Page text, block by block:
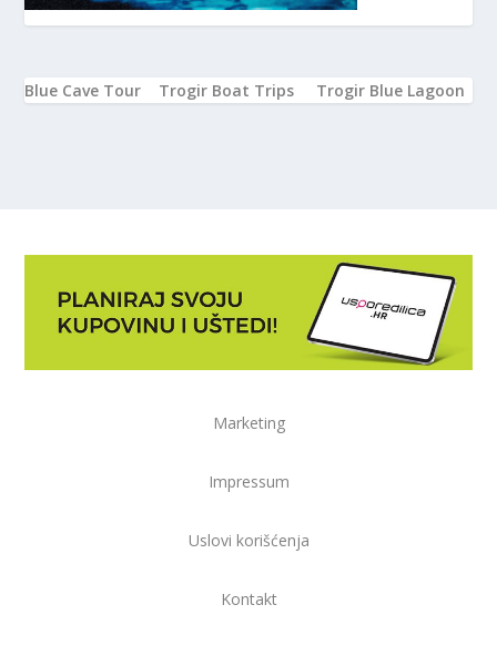
Blue Cave Tour Trogir Boat Trips Trogir Blue Lagoon
Marketing
Impressum
Uslovi korišćenja
Kontakt